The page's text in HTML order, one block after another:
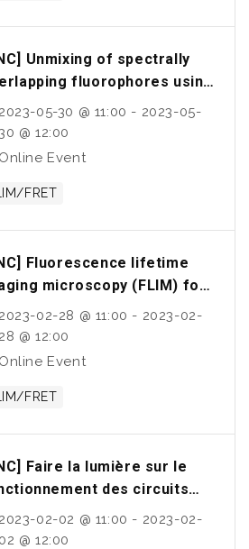
Unmixing of spectrally
fluorophores using
exposure excitation
2023-05-30 @ 11:00 - 2023-05-
@ 12:00
Online Event
FRET
Fluorescence lifetime
microscopy (FLIM) for
molecular
by förster
energy transfer
2023-02-28 @ 11:00 - 2023-02-
28 @ 12:00
Online Event
FRET
Faire la lumière sur le
des circuits
avec l’holographie
l’optogénétique
2023-02-02 @ 11:00 - 2023-02-
02 @ 12:00